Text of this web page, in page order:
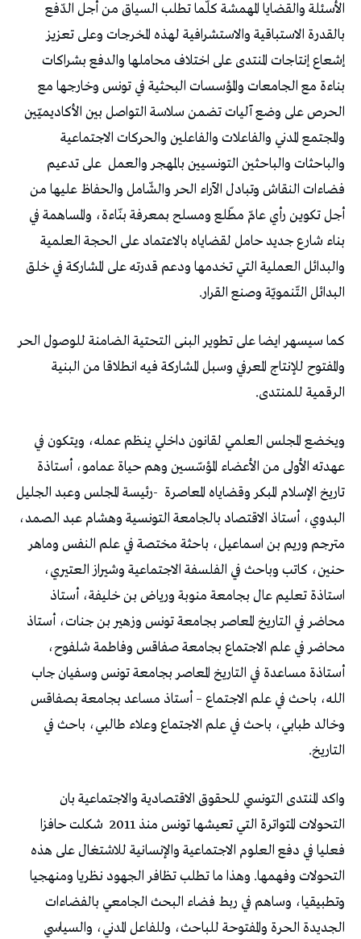
الأسئلة والقضايا المهمشة كلّما تطلب السياق من أجل الدّفع
بالقدرة الاستباقية والاستشرافية لهذه المخرجات وعلى تعزيز
إشعاع إنتاجات المنتدى على اختلاف محاملها والدفع بشراكات
بناءة مع الجامعات والمؤسسات البحثية في تونس وخارجها مع
الحرص على وضع آليات تضمن سلاسة التواصل بين الأكاديميّين
والمجتمع المدني والفاعلات والفاعلين والحركات الاجتماعية
والباحثات والباحثين التونسيين بالمهجر والعمل على تدعيم
فضاءات النقاش وتبادل الآراء الحر والشّامل والحفاظ عليها من
أجل تكوين رأي عامّ مطّلع ومسلح بمعرفة بنّاءة، والمساهمة في
بناء شارع جديد حامل لقضاياه بالاعتماد على الحجة العلمية
والبدائل العملية التي تخدمها ودعم قدرته على المشاركة في خلق
البدائل التّنمويّة وصنع القرار.
كما سيسهر ايضا على تطوير البنى التحتية الضامنة للوصول الحر
والمفتوح للإنتاج المعرفي وسبل المشاركة فيه انطلاقا من البنية
الرقمية للمنتدى.
ويخضع المجلس العلمي لقانون داخلي ينظم عمله، ويتكون في
عهدته الأولى من الأعضاء المؤسّسين وهم حياة عمامو، أستاذة
تاريخ الإسلام المبكر وقضاياه المعاصرة -رئيسة المجلس وعبد الجليل
البدوي، أستاذ الاقتصاد بالجامعة التونسية وهشام عبد الصمد،
مترجم وريم بن اسماعيل، باحثة مختصة في علم النفس وماهر
حنين، كاتب وباحث في الفلسفة الاجتماعية وشيراز العتيري،
استاذة تعليم عال بجامعة منوبة ورياض بن خليفة، أستاذ
محاضر في التاريخ المعاصر بجامعة تونس وزهير بن جنات، أستاذ
محاضر في علم الاجتماع بجامعة صفاقس وفاطمة شلفوح،
أستاذة مساعدة في التاريخ المعاصر بجامعة تونس وسفيان جاب
الله، باحث في علم الاجتماع – أستاذ مساعد بجامعة بصفاقس
وخالد طبابي، باحث في علم الاجتماع وعلاء طالبي، باحث في
التاريخ.
واكد المنتدى التونسي للحقوق الاقتصادية والاجتماعية بان
التحولات المتواترة التي تعيشها تونس منذ 2011
شكلت حافزا
فعليا في دفع العلوم الاجتماعية والإنسانية للاشتغال على هذه
التحولات وفهمها. وهذا ما تطلب تظافر الجهود نظريا ومنهجيا
وتطبيقيا، وساهم في ربط فضاء البحث الجامعي بالفضاءات
الجديدة الحرة والمفتوحة للباحث، وللفاعل المدني، والسياسي